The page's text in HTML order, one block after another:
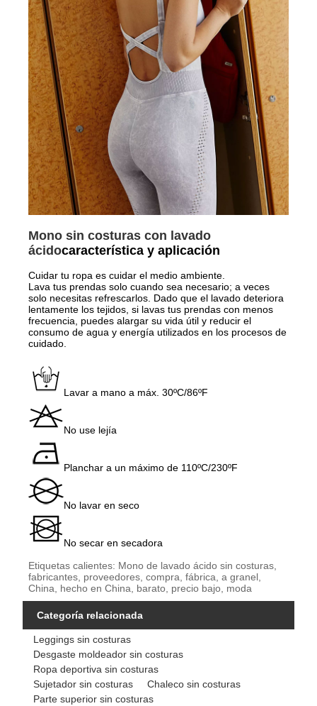
Mono sin costuras con lavado
ácidocaracterística y aplicación
Cuidar tu ropa es cuidar el medio ambiente.
Lava tus prendas solo cuando sea necesario; a veces
solo necesitas refrescarlos. Dado que el lavado deteriora
lentamente los tejidos, si lavas tus prendas con menos
frecuencia, puedes alargar su vida útil y reducir el
consumo de agua y energía utilizados en los procesos de
cuidado.
Lavar a mano a máx. 30ºC/86ºF
No use lejía
Planchar a un máximo de 110ºC/230ºF
No lavar en seco
No secar en secadora
Etiquetas calientes: Mono de lavado ácido sin costuras,
fabricantes, proveedores, compra, fábrica, a granel,
China, hecho en China, barato, precio bajo, moda
Categoría relacionada
Leggings sin costuras
Desgaste moldeador sin costuras
Ropa deportiva sin costuras
Sujetador sin costuras
Chaleco sin costuras
Parte superior sin costuras